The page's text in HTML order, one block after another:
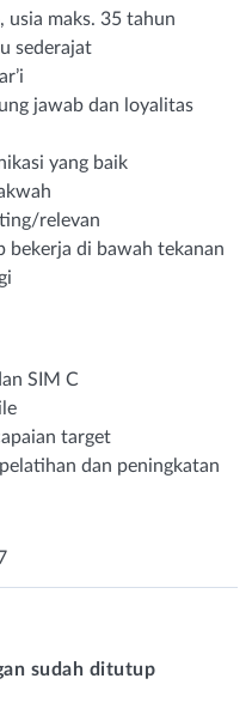
usia maks. 35 tahun
sederajat
jawab dan loyalitas
yang baik
relevan
bekerja di bawah tekanan
SIM C
target
dan peningkatan
sudah ditutup